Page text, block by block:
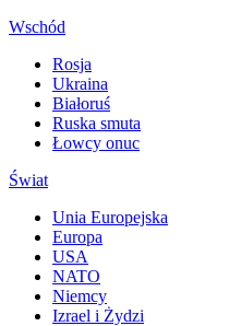
Wschód
Rosja
Ukraina
Białoruś
Ruska smuta
Łowcy onuc
Świat
Unia Europejska
Europa
USA
NATO
Niemcy
Izrael i Żydzi